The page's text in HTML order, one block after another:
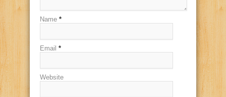
Name *
Email *
Website